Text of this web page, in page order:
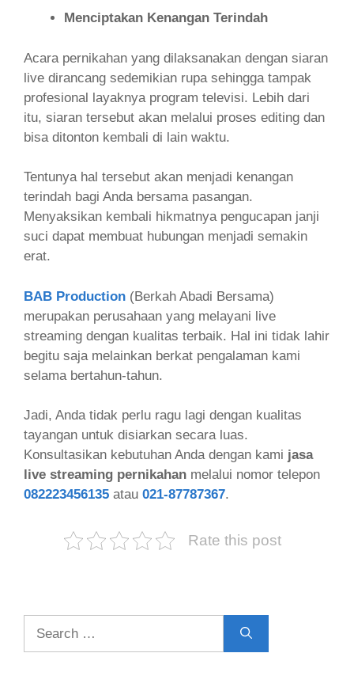
Menciptakan Kenangan Terindah
Acara pernikahan yang dilaksanakan dengan siaran
live dirancang sedemikian rupa sehingga tampak
profesional layaknya program televisi. Lebih dari
itu, siaran tersebut akan melalui proses editing dan
bisa ditonton kembali di lain waktu.
Tentunya hal tersebut akan menjadi kenangan
terindah bagi Anda bersama pasangan.
Menyaksikan kembali hikmatnya pengucapan janji
suci dapat membuat hubungan menjadi semakin
erat.
BAB Production (Berkah Abadi Bersama)
merupakan perusahaan yang melayani live
streaming dengan kualitas terbaik. Hal ini tidak lahir
begitu saja melainkan berkat pengalaman kami
selama bertahun-tahun.
Jadi, Anda tidak perlu ragu lagi dengan kualitas
tayangan untuk disiarkan secara luas.
Konsultasikan kebutuhan Anda dengan kami jasa
live streaming pernikahan melalui nomor telepon
082223456135 atau 021-87787367.
Rate this post